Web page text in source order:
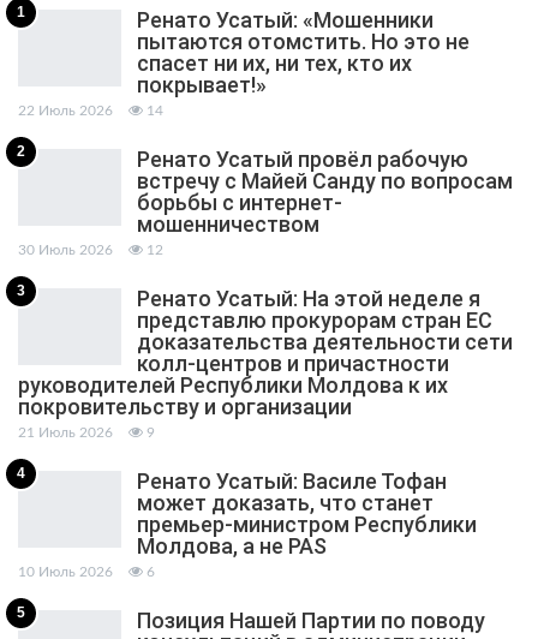
1
Ренато Усатый: «Мошенники
пытаются отомстить. Но это не
спасет ни их, ни тех, кто их
покрывает!»
22 Июль 2026 14
2
Ренато Усатый провёл рабочую
встречу с Майей Санду по вопросам
борьбы с интернет-
мошенничеством
30 Июль 2026 12
3
Ренато Усатый: На этой неделе я
представлю прокурорам стран ЕС
доказательства деятельности сети
колл-центров и причастности
руководителей Республики Молдова к их
покровительству и организации
21 Июль 2026 9
4
Ренато Усатый: Василе Тофан
может доказать, что станет
премьер-министром Республики
Молдова, а не PAS
10 Июль 2026 6
5
Позиция Нашей Партии по поводу